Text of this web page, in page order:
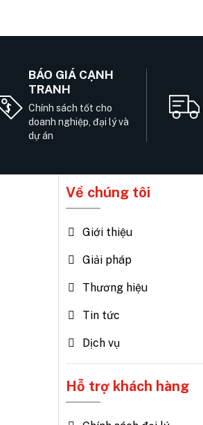
BÁO GIÁ CẠNH
TRANH
Chính sách tốt cho
doanh nghiệp, đại lý và
dự án
Về chúng tôi
Giới thiệu
Giải pháp
Thương hiệu
Tin tức
Dịch vụ
Hỗ trợ khách hàng